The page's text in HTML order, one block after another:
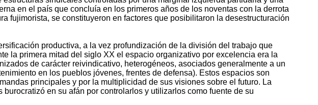
en el país que concluía en los primeros años de los noventas con la derrota
fujimorista, se constituyeron en factores que posibilitaron la desestructuración
productiva, a la vez profundización de la división del trabajo que
la primera mitad del siglo XX el espacio organizativo por excelencia era la
de carácter reivindicativo, heterogéneos, asociados generalmente a un
en los pueblos jóvenes, frentes de defensa). Estos espacios son
principales y por la multiplicidad de sus visiones sobre el futuro. La
en su afán por controlarlos y utilizarlos como fuente de su